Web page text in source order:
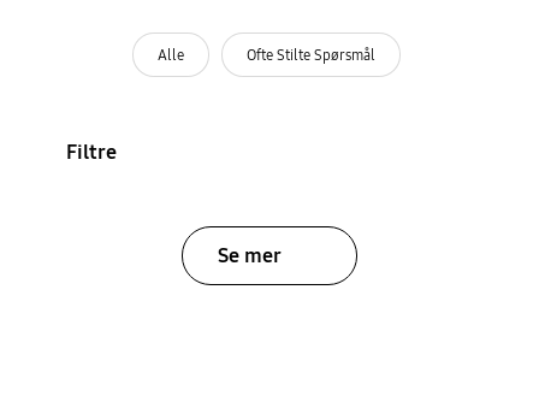
Alle Ofte Stilte Spørsmål
Filtre
Se mer